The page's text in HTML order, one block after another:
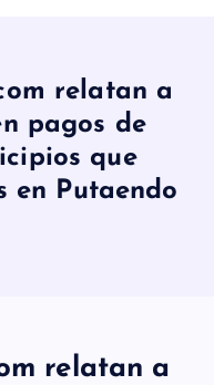
relatan a
pagos de
que
en Putaendo
relatan a